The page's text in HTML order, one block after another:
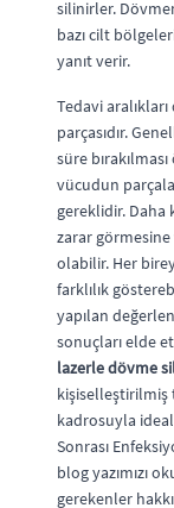
silinirler.
bazı cilt
yanıt verir.
Tedavi aralıkları
parçasıdır.
süre
vücudun
gereklidir. Daha
zarar
olabilir. Her
farklılık
yapılan
sonuçları elde
lazerle dövme
kişiselleştirilmiş
kadrosuyla
Sonrası
blog yazımızı
gerekenler